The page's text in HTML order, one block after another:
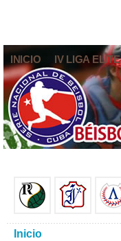
INICIO IV LIGA ELITE
Inicio